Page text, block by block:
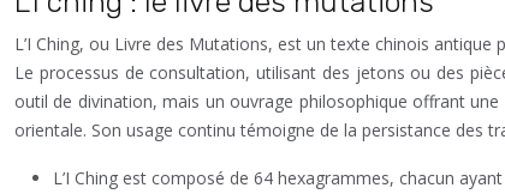
L’I Ching, ou Livre des Mutations, est un texte chinois
Le processus de consultation, utilisant des jetons ou des
outil de divination, mais un ouvrage philosophique offrant
orientale. Son usage continu témoigne de la persistance des
L’I Ching est composé de 64 hexagrammes, chacun